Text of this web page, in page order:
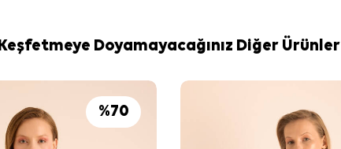
Keşfetmeye Doyamayacağınız Diğer Ürünler
%70